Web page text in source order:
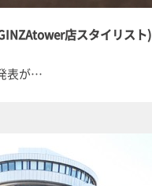
店スタイリスト)
表が…